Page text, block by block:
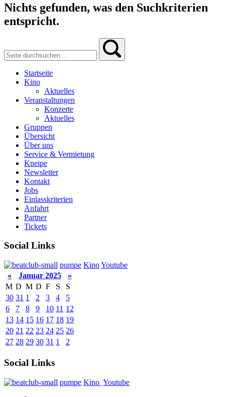
Nichts gefunden, was den Suchkriterien
entspricht.
Startseite
Kino
Aktuelles
Veranstaltungen
Konzerte
Aktuelles
Gruppen
Übersicht
Über uns
Service & Vermietung
Kneipe
Newsletter
Kontakt
Jobs
Einlasskriterien
Anfahrt
Partner
Tickets
Social Links
pumpe KinoYoutube
«
Januar 2025
»
M D M D F S
S
30 31 1 2 3 4
5
6
7 8 9 10 11 12
13 14 15 16 17 18 19
20 21 22 23 24 25 26
27 28 29 30 31 1 2
Social Links
pumpe Kino Youtube